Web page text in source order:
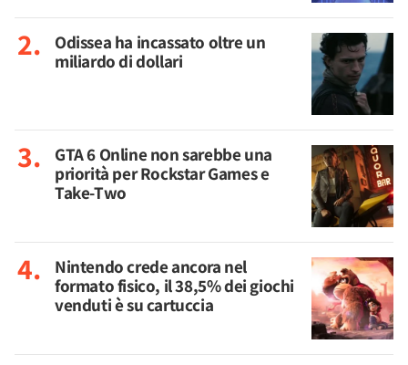
Odissea ha incassato oltre un
miliardo di dollari
GTA 6 Online non sarebbe una
priorità per Rockstar Games e
Take-Two
Nintendo crede ancora nel
formato fisico, il 38,5% dei giochi
venduti è su cartuccia